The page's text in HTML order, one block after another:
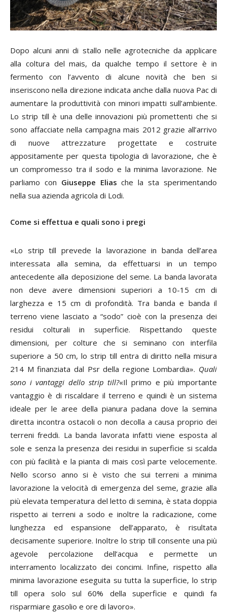
Dopo alcuni anni di stallo nelle agrotecniche da applicare
alla coltura del mais, da qualche tempo il settore è in
fermento con l’avvento di alcune novità che ben si
inseriscono nella direzione indicata anche dalla nuova Pac di
aumentare la produttività con minori impatti sull’ambiente.
Lo strip till è una delle innovazioni più promettenti che si
sono affacciate nella campagna mais 2012 grazie all’arrivo
di nuove attrezzature progettate e costruite
appositamente per questa tipologia di lavorazione, che è
un compromesso tra il sodo e la minima lavorazione. Ne
parliamo con Giuseppe Elias che la sta sperimentando
nella sua azienda agricola di Lodi.
Come si effettua e quali sono i pregi
«Lo strip till prevede la lavorazione in banda dell’area
interessata alla semina, da effettuarsi in un tempo
antecedente alla deposizione del seme. La banda lavorata
non deve avere dimensioni superiori a 10-15 cm di
larghezza e 15 cm di profondità. Tra banda e banda il
terreno viene lasciato a “sodo” cioè con la presenza dei
residui colturali in superficie. Rispettando queste
dimensioni, per colture che si seminano con interfila
superiore a 50 cm, lo strip till entra di diritto nella misura
214 M finanziata dal Psr della regione Lombardia». Quali
sono i vantaggi dello strip till?«Il primo e più importante
vantaggio è di riscaldare il terreno e quindi è un sistema
ideale per le aree della pianura padana dove la semina
diretta incontra ostacoli o non decolla a causa proprio dei
terreni freddi. La banda lavorata infatti viene esposta al
sole e senza la presenza dei residui in superficie si scalda
con più facilità e la pianta di mais così parte velocemente.
Nello scorso anno si è visto che sui terreni a minima
lavorazione la velocità di emergenza del seme, grazie alla
più elevata temperatura del letto di semina, è stata doppia
rispetto ai terreni a sodo e inoltre la radicazione, come
lunghezza ed espansione dell’apparato, è risultata
decisamente superiore. Inoltre lo strip till consente una più
agevole percolazione dell’acqua e permette un
interramento localizzato dei concimi. Infine, rispetto alla
minima lavorazione eseguita su tutta la superficie, lo strip
till opera solo sul 60% della superficie e quindi fa
risparmiare gasolio e ore di lavoro».